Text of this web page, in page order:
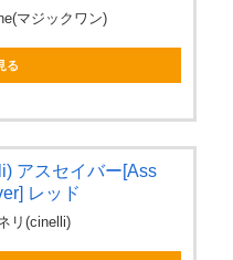
マジックワン)
る
アスセイバー[Ass
レッド
リ(cinelli)